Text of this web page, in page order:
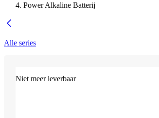
Power Alkaline Batterij
Alle series
Niet meer leverbaar